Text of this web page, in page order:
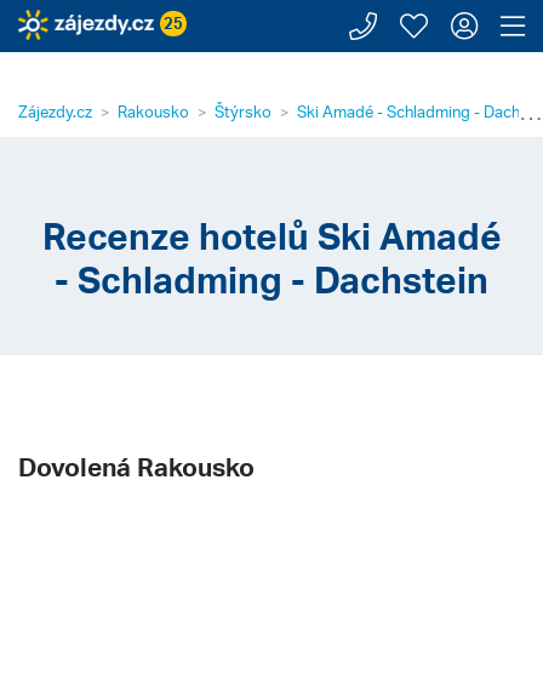
25 Zavolejte
Moje
⋯
Zájezdy.cz Rakousko Štýrsko Ski Amadé - Schladming -
Recenze hotelů Ski Amadé
- Schladming - Dachstein
Dovolená Rakousko